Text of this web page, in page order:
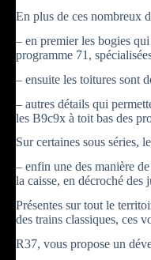
En plus de ces nombreux
– en premier les bogies
programme 71,
– ensuite les toitures sont
– autres détails qui
les B9c9x à toit bas des
Sur certaines sous séries,
– enfin une des manière
la caisse, en décroché des
Présentes sur tout le
des trains classiques, ces
R37, vous propose un